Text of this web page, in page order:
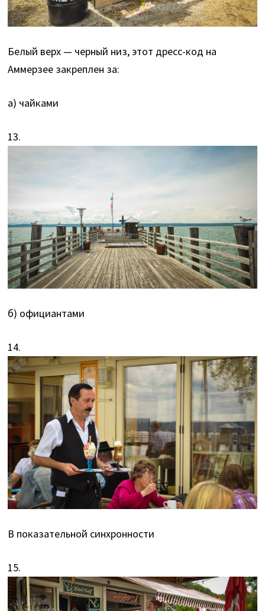
Белый верх — черный низ, этот дресс-код на
Аммерзее закреплен за:
а) чайками
13.
б) официантами
14.
В показательной синхронности
15.